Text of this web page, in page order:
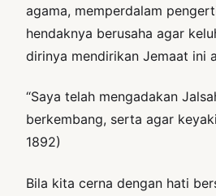
agama, memperdalam
hendaknya berusaha agar
dirinya mendirikan Jemaat ini
“Saya telah mengadakan
berkembang, serta agar
1892)
Bila kita cerna dengan hati